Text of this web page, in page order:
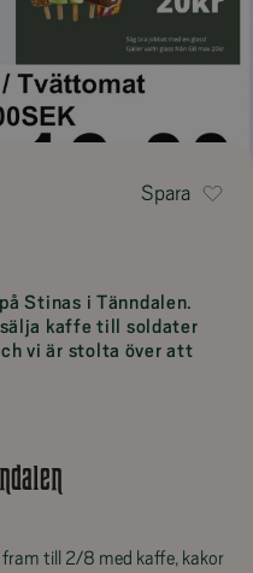
Spara
Stinas i Tänndalen.
kaffe till soldater
vi är stolta över att
till 2/8 med kaffe, kakor